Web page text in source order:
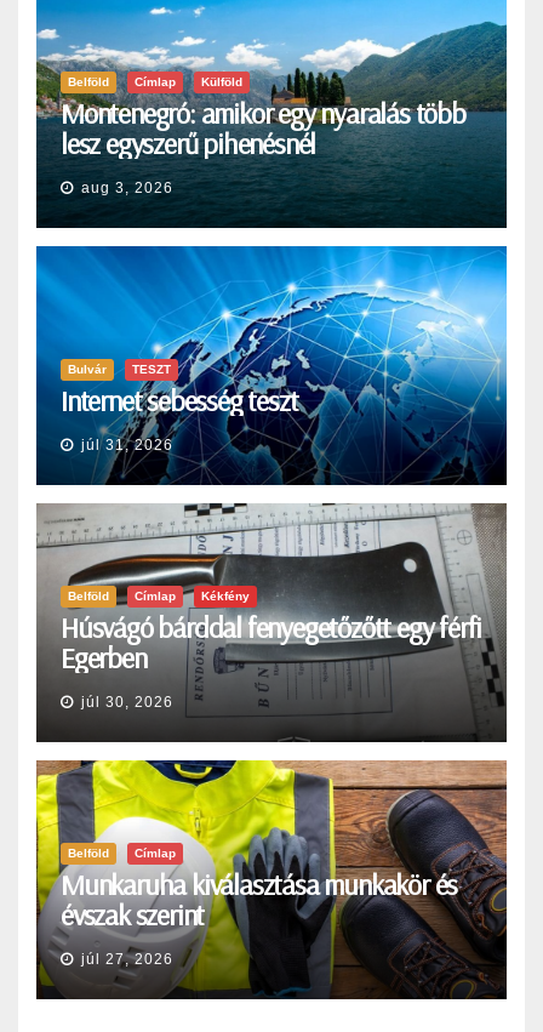
Belföld Címlap Külföld
Montenegró: amikor egy nyaralás több
lesz egyszerű pihenésnél
aug 3, 2026
Bulvár TESZT
Internet sebesség teszt
júl 31, 2026
Belföld Címlap Kékfény
Húsvágó bárddal fenyegetőzőtt egy férfi
Egerben
júl 30, 2026
Belföld Címlap
Munkaruha kiválasztása munkakör és
évszak szerint
júl 27, 2026